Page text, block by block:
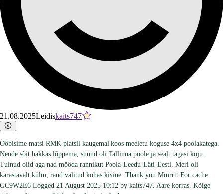
21.08.2025Leidiskaits747
Ööbisime matsi RMK platsil kaugemal koos meeletu koguse 4x4 poolakatega.
Nende sõit hakkas lõppema, suund oli Tallinna poole ja sealt tagasi koju.
Tulnud olid aga nad mööda rannikut Poola-Leedu-Läti-Eesti. Meri oli
karastavalt külm, rand valitud kohas kivine. Thank you Mmrrtt For cache
GC9W2E6 Logged 21 August 2025 10:12 by kaits747. Aare korras. Kõige